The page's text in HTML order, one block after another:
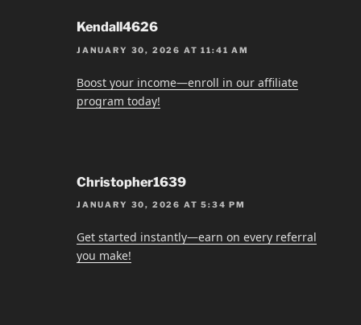
Kendall4626
JANUARY 30, 2026 AT 11:41 AM
Boost your income—enroll in our affiliate
program today!
Christopher1639
JANUARY 30, 2026 AT 5:34 PM
Get started instantly—earn on every referral
you make!